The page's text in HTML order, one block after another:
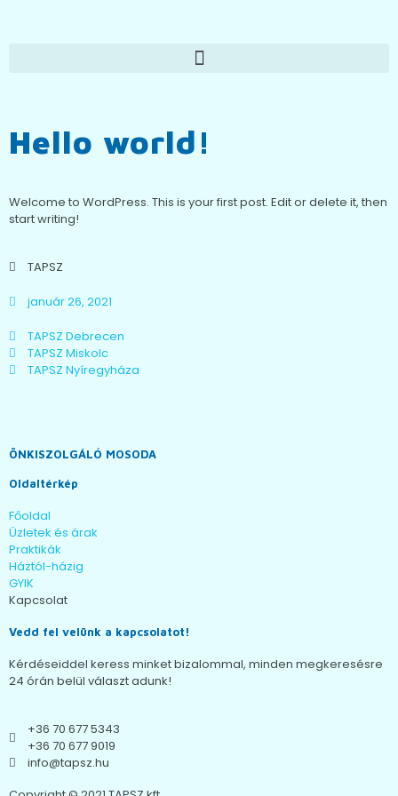
Hello world!
Welcome to WordPress. This is your first post. Edit or delete it, then
start writing!
TAPSZ
január 26, 2021
TAPSZ Debrecen
TAPSZ Miskolc
TAPSZ Nyíregyháza
ÖNKISZOLGÁLÓ MOSODA
Oldaltérkép
Főoldal
Üzletek és árak
Praktikák
Háztól-házig
GYIK
Kapcsolat
Vedd fel velünk a kapcsolatot!
Kérdéseiddel keress minket bizalommal, minden megkeresésre
24 órán belül választ adunk!
+36 70 677 5343
+36 70 677 9019
info@tapsz.hu